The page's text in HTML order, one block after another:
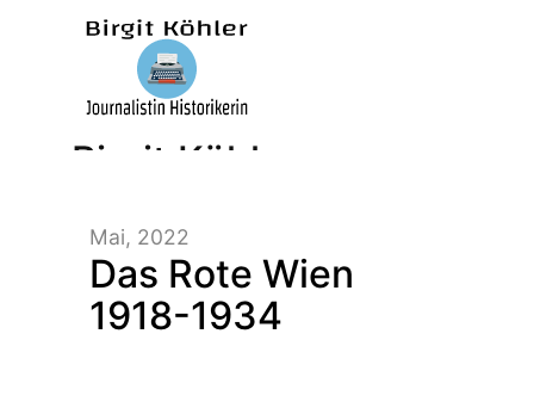
Birgit Köhler –
Journalistin/
Mai, 2022
Das Rote Wien
1918-1934